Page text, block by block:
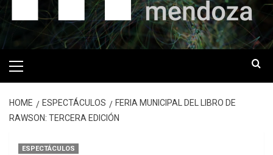
Menu
HOME ESPECTÁCULOS
FERIA MUNICIPAL DEL LIBRO DE
RAWSON: TERCERA EDICIÓN
ESPECTÁCULOS